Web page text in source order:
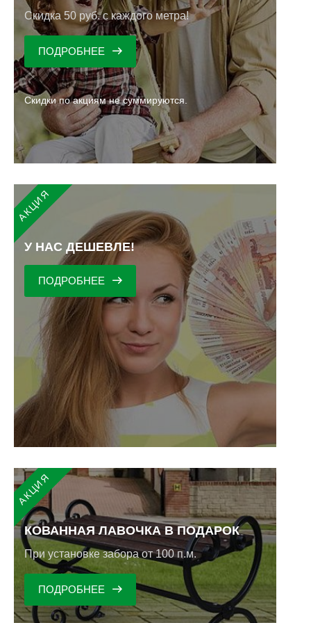
Скидка 50 руб. с каждого метра!
ПОДРОБНЕЕ
Скидки по акциям не суммируются.
У НАС ДЕШЕВЛЕ!
ПОДРОБНЕЕ
КОВАННАЯ ЛАВОЧКА В ПОДАРОК
При установке забора от 100 п.м.
ПОДРОБНЕЕ